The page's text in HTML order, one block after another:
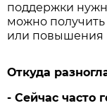
поддержки
можно
или повышения
Откуда
- Сейчас часто